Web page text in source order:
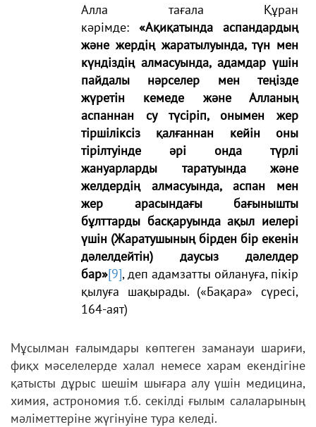
Алла тағала Құран
кәрімде: «Ақиқатында аспандардың
және жердің жаратылуында, түн мен
күндіздің алмасуында, адамдар үшін
пайдалы нәрселер мен теңізде
жүретін кемеде және Алланың
аспаннан су түсіріп, онымен жер
тіршіліксіз қалғаннан кейін оны
тірілтуінде әрі онда түрлі
жануарларды таратуында және
желдердің алмасуында, аспан мен
жер арасындағы бағынышты
бұлттарды басқаруында ақыл иелері
үшін (Жаратушының бірден бір екенін
дәлелдейтін) даусыз дәлелдер
бар»[9], деп адамзатты ойлануға, пікір
қылуға шақырады. («Бақара» сүресі,
164-аят)
Мұсылман ғалымдары көптеген заманауи шариғи,
фиқх мәселелерде халал немесе харам екендігіне
қатысты дұрыс шешім шығара алу үшін медицина,
химия, астрономия т.б. секілді ғылым салаларының
мәліметтеріне жүгінуіне тура келеді.